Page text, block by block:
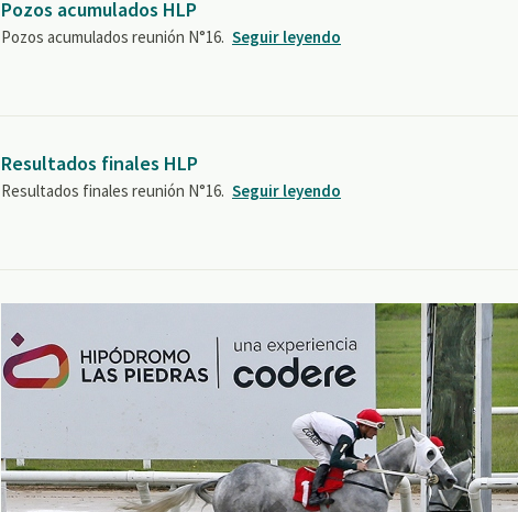
Pozos acumulados HLP
Pozos acumulados reunión N°16. Seguir leyendo
Resultados finales HLP
Resultados finales reunión N°16. Seguir leyendo